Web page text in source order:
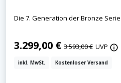
Die 7. Generation der Bronze
3.299,00 € 3.593,00 € UVP
inkl. MwSt. Kostenloser Versand